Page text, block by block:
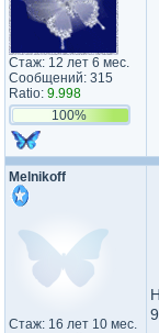
Стаж: 12 лет 6 мес.
Сообщений: 315
Ratio: 9.998
100%
Melnikoff
Стаж: 16 лет 10 мес.